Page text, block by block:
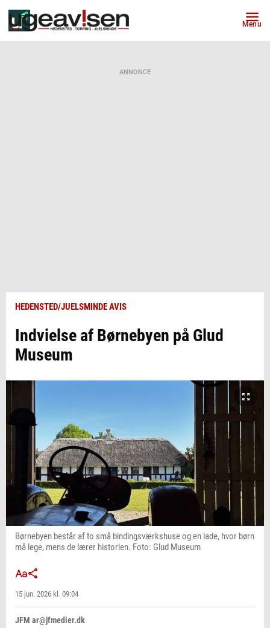
Menu
ANNONCE
HEDENSTED/JUELSMINDE AVIS
Indvielse af Børnebyen på Glud
Museum
Børnebyen består af to små bindingsværkshuse og en lade, hvor børn
må lege, mens de lærer historien. Foto: Glud Museum
15 jun. 2026 kl. 09:04
JFM ar@jfmedier.dk